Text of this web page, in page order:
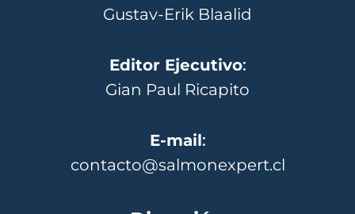
Gustav-Erik Blaalid
Editor Ejecutivo:
Gian Paul Ricapito
E-mail:
contacto@salmonexpert.cl